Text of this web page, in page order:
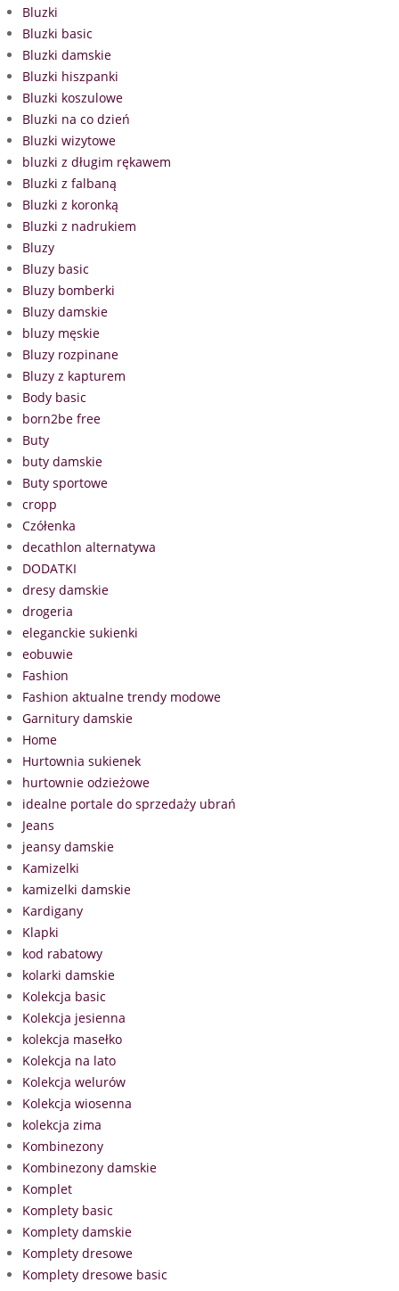
Bluzki
Bluzki basic
Bluzki damskie
Bluzki hiszpanki
Bluzki koszulowe
Bluzki na co dzień
Bluzki wizytowe
bluzki z długim rękawem
Bluzki z falbaną
Bluzki z koronką
Bluzki z nadrukiem
Bluzy
Bluzy basic
Bluzy bomberki
Bluzy damskie
bluzy męskie
Bluzy rozpinane
Bluzy z kapturem
Body basic
born2be free
Buty
buty damskie
Buty sportowe
cropp
Czółenka
decathlon alternatywa
DODATKI
dresy damskie
drogeria
eleganckie sukienki
eobuwie
Fashion
Fashion aktualne trendy modowe
Garnitury damskie
Home
Hurtownia sukienek
hurtownie odzieżowe
idealne portale do sprzedaży ubrań
Jeans
jeansy damskie
Kamizelki
kamizelki damskie
Kardigany
Klapki
kod rabatowy
kolarki damskie
Kolekcja basic
Kolekcja jesienna
kolekcja masełko
Kolekcja na lato
Kolekcja welurów
Kolekcja wiosenna
kolekcja zima
Kombinezony
Kombinezony damskie
Komplet
Komplety basic
Komplety damskie
Komplety dresowe
Komplety dresowe basic